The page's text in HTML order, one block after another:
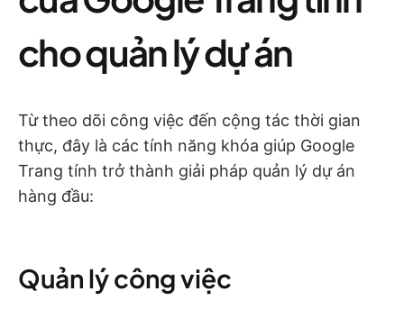
cho quản lý dự án
Từ theo dõi công việc đến cộng tác thời gian
thực, đây là các tính năng khóa giúp Google
Trang tính trở thành giải pháp quản lý dự án
hàng đầu:
Quản lý công việc